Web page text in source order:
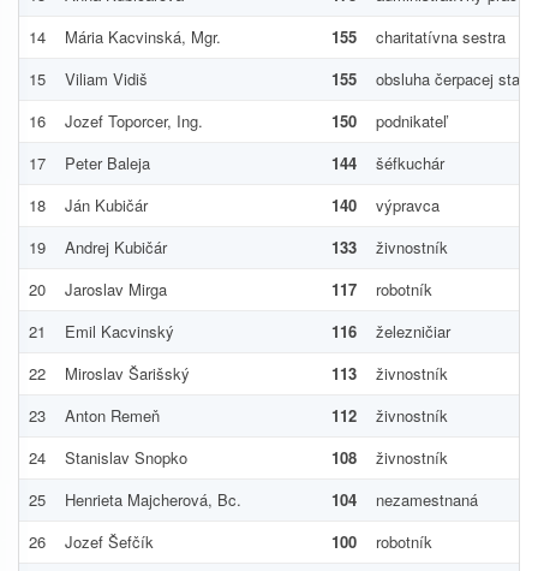
14
Mária Kacvinská, Mgr. 155
charitatívna sestra
15
Viliam Vidiš 155
obsluha čerpacej
16
Jozef Toporcer, Ing. 150
podnikateľ
17
Peter Baleja 144
šéfkuchár
18
Ján Kubičár 140
výpravca
19
Andrej Kubičár 133
živnostník
20
Jaroslav Mirga 117
robotník
21
Emil Kacvinský 116
železničiar
22
Miroslav Šarišský 113
živnostník
23
Anton Remeň 112
živnostník
24
Stanislav Snopko 108
živnostník
25
Henrieta Majcherová, Bc. 104
nezamestnaná
26
Jozef Šefčík 100
robotník